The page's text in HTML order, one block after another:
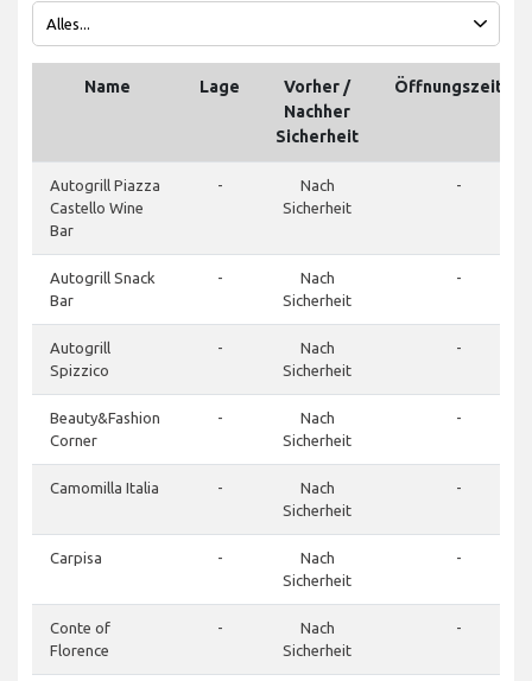
Name Lage
Vorher /
Nachher
Sicherheit
Öffnungszeiten
Autogrill Piazza
Castello Wine
Bar
-
Nach
Sicherheit
-
Autogrill Snack
Bar
-
Nach
Sicherheit
-
Autogrill
Spizzico
-
Nach
Sicherheit
-
Beauty&Fashion
Corner
-
Nach
Sicherheit
-
Camomilla Italia -
Nach
Sicherheit
-
Carpisa -
Nach
Sicherheit
-
Conte of
Florence
-
Nach
Sicherheit
-